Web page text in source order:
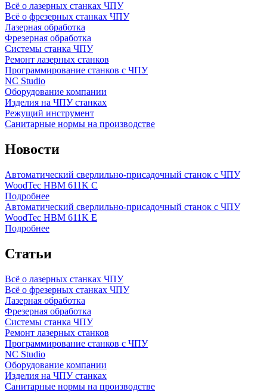
Всё о лазерных станках ЧПУ
Всё о фрезерных станках ЧПУ
Лазерная обработка
Фрезерная обработка
Системы станка ЧПУ
Ремонт лазерных станков
Программирование станков с ЧПУ
NC Studio
Оборудование компании
Изделия на ЧПУ станках
Режущий инструмент
Санитарные нормы на производстве
Новости
Автоматический сверлильно-присадочный станок с ЧПУ
WoodTec HBM 611K C
Подробнее
Автоматический сверлильно-присадочный станок с ЧПУ
WoodTec HBM 611K E
Подробнее
Статьи
Всё о лазерных станках ЧПУ
Всё о фрезерных станках ЧПУ
Лазерная обработка
Фрезерная обработка
Системы станка ЧПУ
Ремонт лазерных станков
Программирование станков с ЧПУ
NC Studio
Оборудование компании
Изделия на ЧПУ станках
Санитарные нормы на производстве